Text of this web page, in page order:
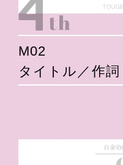
M02
タイトル／作詞